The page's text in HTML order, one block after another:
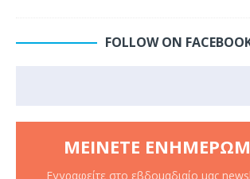
FOLLOW ON
ΜΕΊΝΕΤΕ
Εγγραφείτε στο εβδομαδιαίο μας